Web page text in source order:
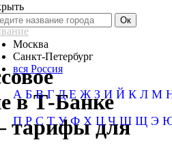
Москва
Санкт-Петербург
вся Россия
А Б В Г Д Е Ж З И Й К Л М
П Р С Т У Ф Х Ц Ч Ш Щ Э
в Т-Банке
тарифы для